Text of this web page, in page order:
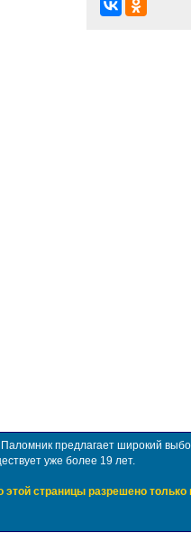
предлагает широкий
уже более 19 лет.
этой страницы разрешено